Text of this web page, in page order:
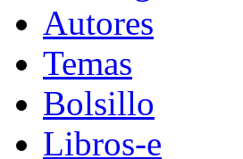
Autores
Temas
Bolsillo
Libros-e